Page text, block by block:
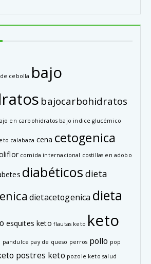
cebolla bajo
bajocarbohidratos
en carbohidratos bajo indice glucémico
calabaza cena cetogenica
comida internacional costillas en adobo
diabéticos dieta
dietacetogenica dieta
esquites keto flautas keto keto
pandulce pay de queso perros pollo pop
postres keto pozole keto salud